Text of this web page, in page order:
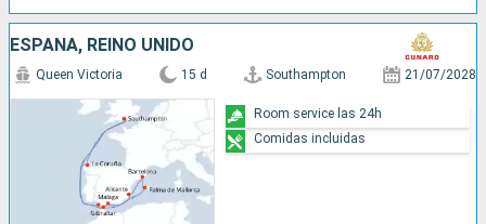
ESPAÑA, REINO UNIDO
Queen Victoria 15 d Southampton 21/07/2028
Room service las 24h
Comidas incluidas